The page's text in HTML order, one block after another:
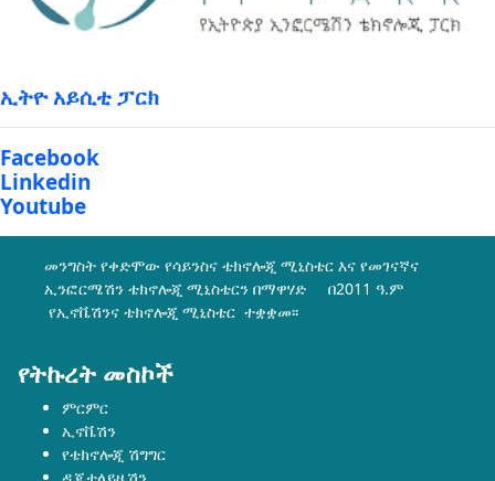
ኢትዮ አይሲቲ ፓርክ
Facebook
Linkedin
Youtube
መንግስት የቀድሞው የሳይንስና ቴክኖሎጂ ሚኒስቴር እና የመገናኛና
ኢንፎርሜሽን ቴክኖሎጂ ሚኒስቴርን በማዋሃድ በ2011 ዓ.ም
የኢኖቬሽንና ቴክኖሎጂ ሚኒስቴር ተቋቋመ፡፡
የትኩረት መስኮች
ምርምር
ኢኖቬሽን
የቴክኖሎጂ ሽግግር